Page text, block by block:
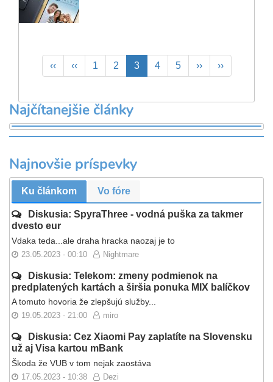
Pagination
First
page
‹‹
Previous
page
‹‹ Page
1 Page
2
Aktuálna
stránka
3 Page
4 Page
5
Ďalšia
strana
››
Posledná
strana
››
Najčítanejšie články
Najnovšie príspevky
Ku článkom Vo fóre
Diskusia: SpyraThree - vodná puška za takmer
dvesto eur
Vdaka teda...ale draha hracka naozaj je to
23.05.2023 - 00:10 Nightmare
Diskusia: Telekom: zmeny podmienok na
predplatených kartách a širšia ponuka MIX balíčkov
A tomuto hovoria že zlepšujú služby...
19.05.2023 - 21:00 miro
Diskusia: Cez Xiaomi Pay zaplatíte na Slovensku
už aj Visa kartou mBank
Škoda že VUB v tom nejak zaostáva
17.05.2023 - 10:38 Dezi